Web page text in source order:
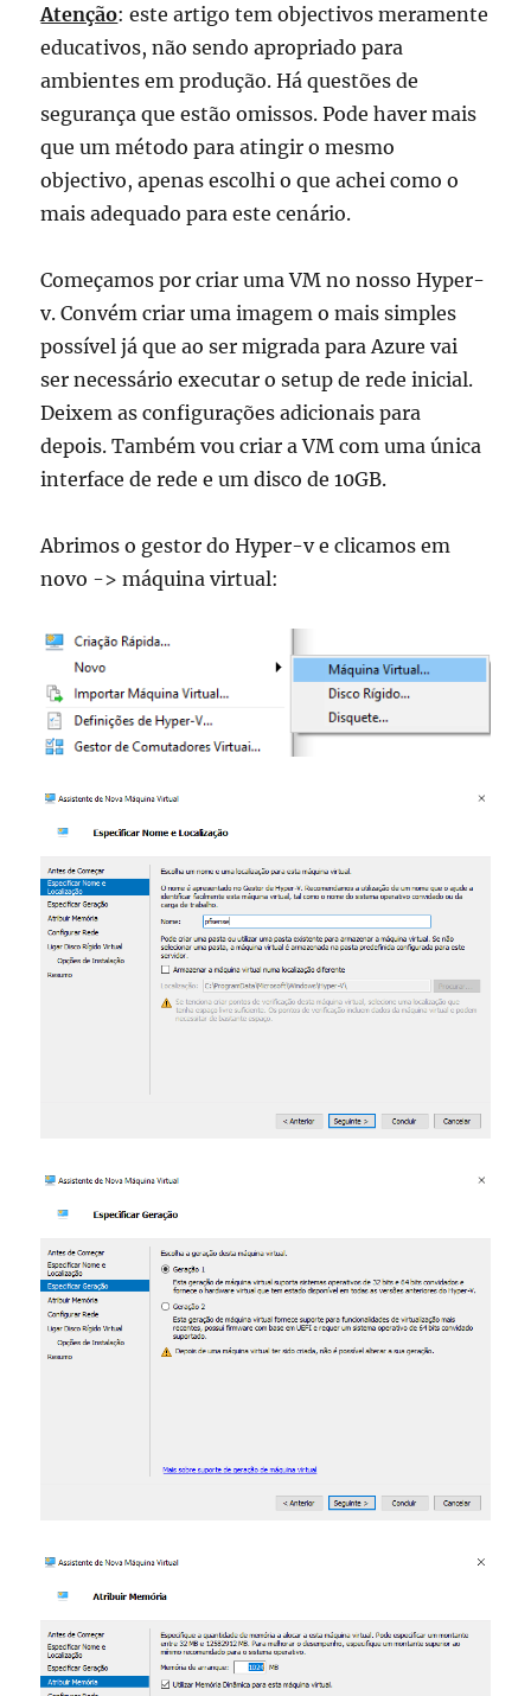
Atenção: este artigo tem objectivos meramente
educativos, não sendo apropriado para
ambientes em produção. Há questões de
segurança que estão omissos. Pode haver mais
que um método para atingir o mesmo
objectivo, apenas escolhi o que achei como o
mais adequado para este cenário.
Começamos por criar uma VM no nosso Hyper-
v. Convém criar uma imagem o mais simples
possível já que ao ser migrada para Azure vai
ser necessário executar o setup de rede inicial.
Deixem as configurações adicionais para
depois. Também vou criar a VM com uma única
interface de rede e um disco de 10GB.
Abrimos o gestor do Hyper-v e clicamos em
novo -> máquina virtual: